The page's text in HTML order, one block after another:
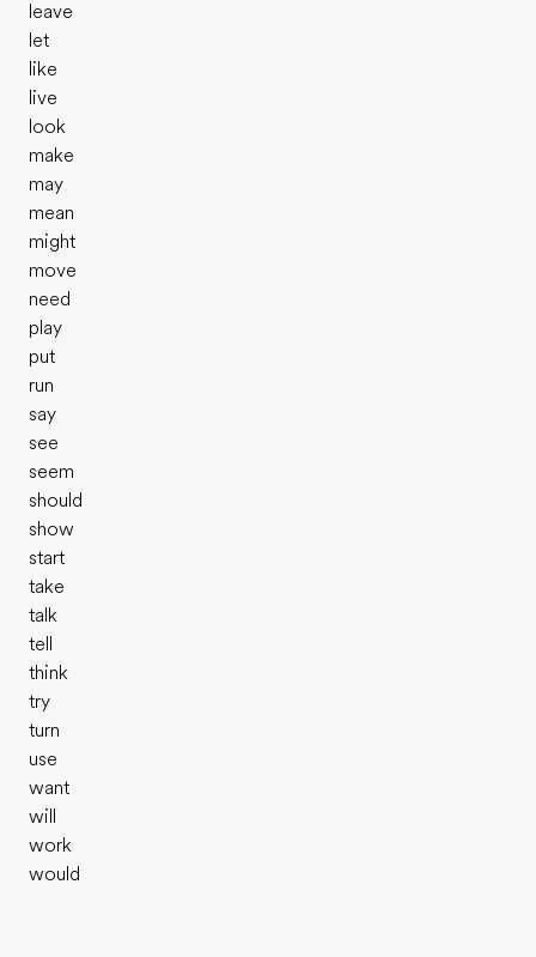
leave
let
like
live
look
make
may
mean
might
move
need
play
put
run
say
see
seem
should
show
start
take
talk
tell
think
try
turn
use
want
will
work
would